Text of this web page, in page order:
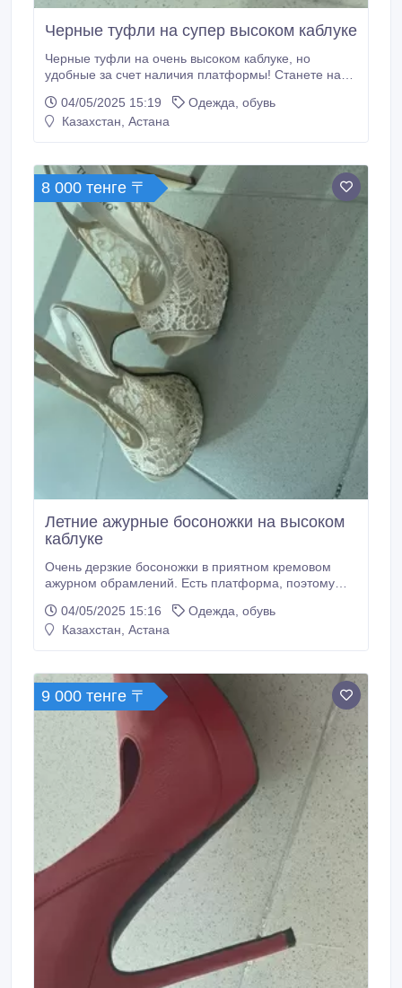
Черные туфли на супер высоком каблуке
Черные туфли на очень высоком каблуке, но
удобные за счет наличия платформы! Станете на
Размер -37 (подойдут и на 38, надо мерить).
04/05/2025 15:19
Одежда, обувь
Казахстан, Астана
8 000 тенге 〒
Летние ажурные босоножки на высоком
каблуке
Очень дерзкие босоножки в приятном кремовом
ажурном обрамлений. Есть платформа, поэтому
подойти и на 38, надо мерить). В отличном
состоянии..
04/05/2025 15:16
Одежда, обувь
Казахстан, Астана
9 000 тенге 〒